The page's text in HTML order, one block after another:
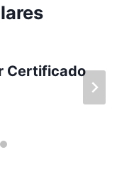
Certificado